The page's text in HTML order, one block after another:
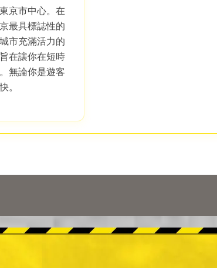
京市中心。在
最具標誌性的
市充滿活力的
在讓你在短時
無論你是遊客
。